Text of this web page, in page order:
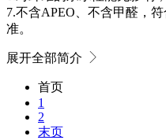
7.不含APEO、不含甲醛，符
准。
展开全部简介
首页
1
2
末页